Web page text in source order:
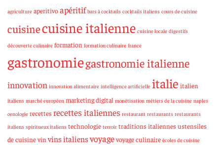
agriculture aperitivoapéritif bars à cocktails cocktails italiens cours de cuisine
cuisinecuisine italienne cuisine locale digestifs
découverte culinaire formation formation culinaire france
gastronomiegastronomie italienne
innovation innovation alimentaire intelligence artificielle italie italien
italiens marché européen marketing digital monétisation métiers de la cuisine naples
oenologie recettesrecettes italiennes restaurant restaurants restaurants
italiens spiritueux italiens technologie terroir traditions italiennesustensiles
de cuisinevinvins italiensvoyagevoyage culinaire écoles de cuisine